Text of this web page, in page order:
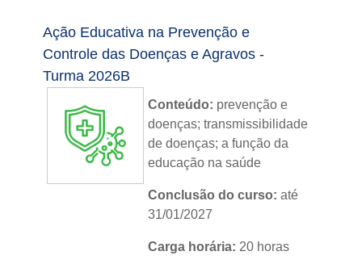
Ação Educativa na Prevenção e
Controle das Doenças e Agravos -
Turma 2026B
Conteúdo: prevenção e
doenças; transmissibilidade
de doenças; a função da
educação na saúde
Conclusão do curso: até
31/01/2027
Carga horária: 20 horas